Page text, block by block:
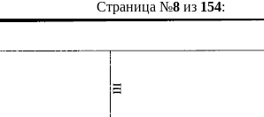
Страница №8из 154: